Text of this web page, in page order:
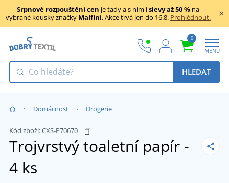
Srpnové rozpouštění cen je tady a s ním islevy až 50 % na
vybrané kousky značky Malfini. Akce trvá jen do 16.8. Prohlédnout.
0
MENU
HLEDAT
Domácnost Drogerie
Kód zboží:CXS-P70670
Trojvrstvý toaletní papír -
4 ks